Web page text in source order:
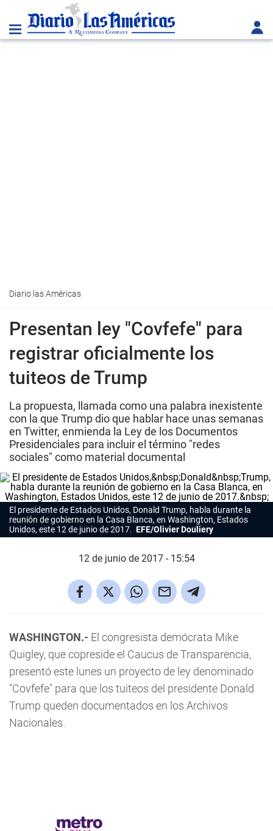
Diario las Américas
Presentan ley "Covfefe" para
registrar oficialmente los
tuiteos de Trump
La propuesta, llamada como una palabra inexistente
con la que Trump dio que hablar hace unas semanas
en Twitter, enmienda la Ley de los Documentos
Presidenciales para incluir el término "redes
sociales" como material documental
El presidente de Estados Unidos, Donald Trump, habla durante la
reunión de gobierno en la Casa Blanca, en Washington, Estados
Unidos, este 12 de junio de 2017. EFE/Olivier Douliery
12 de junio de 2017 - 15:54
WASHINGTON.- El congresista demócrata Mike
Quigley, que copreside el Caucus de Transparencia,
presentó este lunes un proyecto de ley denominado
"Covfefe" para que los tuiteos del presidente Donald
Trump queden documentados en los Archivos
Nacionales.